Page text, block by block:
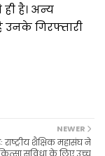
है। अन्य
उनके गिरफ्तारी
NEWER
राष्ट्रीय शैक्षिक महासंघ ने
सुविधा के लिए उच्च